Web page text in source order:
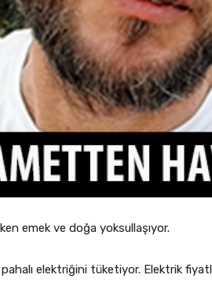
emek ve doğa yoksullaşıyor.
pahalı elektriğini tüketiyor. Elektrik